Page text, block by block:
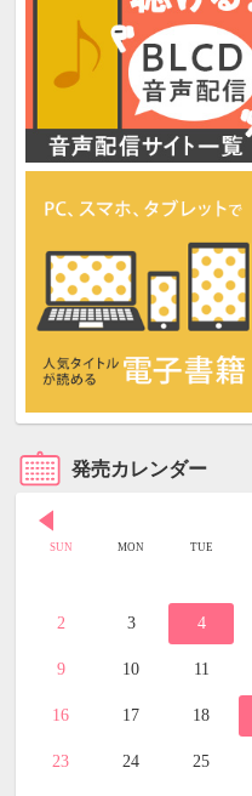
発売カレンダー
SUN MON TUE
2 3 4
9 10 11
16 17 18
23 24 25